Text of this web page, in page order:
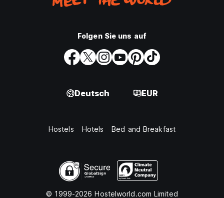
Folgen Sie uns auf
Deutsch EUR
Hostels Hotels Bed and Breakfast
© 1999-2026 Hostelworld.com Limited